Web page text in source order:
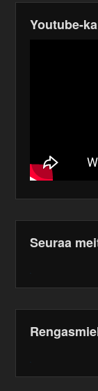
Youtube-
Seuraa
WordPress
WordPress